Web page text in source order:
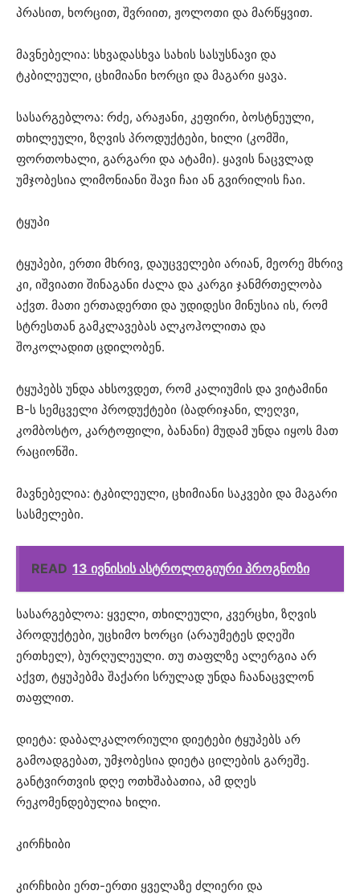
პრასით, ხორცით, შვრიით, ჟოლოთი და მარწყვით.
მავნებელია: სხვადასხვა სახის სასუსნავი და
ტკბილეული, ცხიმიანი ხორცი და მაგარი ყავა.
სასარგებლოა: რძე, არაჟანი, კეფირი, ბოსტნეული,
თხილეული, ზღვის პროდუქტები, ხილი (კომში,
ფორთოხალი, გარგარი და ატამი). ყავის ნაცვლად
უმჯობესია ლიმონიანი შავი ჩაი ან გვირილის ჩაი.
ტყუპი
ტყუპები, ერთი მხრივ, დაუცველები არიან, მეორე მხრივ
კი, იშვიათი შინაგანი ძალა და კარგი ჯანმრთელობა
აქვთ. მათი ერთადერთი და უდიდესი მინუსია ის, რომ
სტრესთან გამკლავებას ალკოჰოლითა და
შოკოლადით ცდილობენ.
ტყუპებს უნდა ახსოვდეთ, რომ კალიუმის და ვიტამინი
B-ს სემცველი პროდუქტები (ბადრიჯანი, ლეღვი,
კომბოსტო, კარტოფილი, ბანანი) მუდამ უნდა იყოს მათ
რაციონში.
მავნებელია: ტკბილეული, ცხიმიანი საკვები და მაგარი
სასმელები.
READ 13 ივნისის ასტროლოგიური პროგნოზი
სასარგებლოა: ყველი, თხილეული, კვერცხი, ზღვის
პროდუქტები, უცხიმო ხორცი (არაუმეტეს დღეში
ერთხელ), ბურღულეული. თუ თაფლზე ალერგია არ
აქვთ, ტყუპებმა შაქარი სრულად უნდა ჩაანაცვლონ
თაფლით.
დიეტა: დაბალკალორიული დიეტები ტყუპებს არ
გამოადგებათ, უმჯობესია დიეტა ცილების გარეშე.
განტვირთვის დღე ოთხშაბათია, ამ დღეს
რეკომენდებულია ხილი.
კირჩხიბი
კირჩხიბი ერთ-ერთი ყველაზე ძლიერი და